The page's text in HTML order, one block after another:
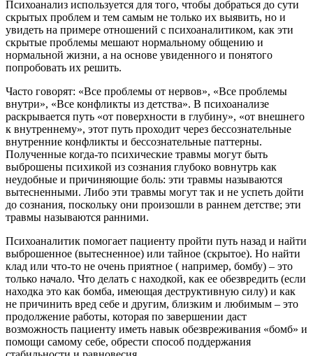
Психоанализ используется для того, чтобы добраться до сути
скрытых проблем и тем самым не только их выявить, но и
увидеть на примере отношений с психоаналитиком, как эти
скрытые проблемы мешают нормальному общению и
нормальной жизни, а на основе увиденного и понятого
попробовать их решить.
Часто говорят: «Все проблемы от нервов», «Все проблемы
внутри», «Все конфликты из детства». В психоанализе
раскрывается путь «от поверхности в глубину», «от внешнего
к внутреннему», этот путь проходит через бессознательные
внутренние конфликты и бессознательные паттерны.
Полученные когда-то психические травмы могут быть
выброшены психикой из сознания глубоко вовнутрь как
неудобные и причиняющие боль: эти травмы называются
вытесненными. Либо эти травмы могут так и не успеть дойти
до сознания, поскольку они произошли в раннем детстве; эти
травмы называются ранними.
Психоаналитик помогает пациенту пройти путь назад и найти
выброшенное (вытесненное) или тайное (скрытое). Но найти
клад или что-то не очень приятное ( например, бомбу) – это
только начало. Что делать с находкой, как ее обезвредить (если
находка это как бомба, имеющая деструктивную силу) и как
не причинить вред себе и другим, близким и любимым – это
продолжение работы, которая по завершении даст
возможность пациенту иметь навык обезвреживания «бомб» и
помощи самому себе, обрести способ поддержания